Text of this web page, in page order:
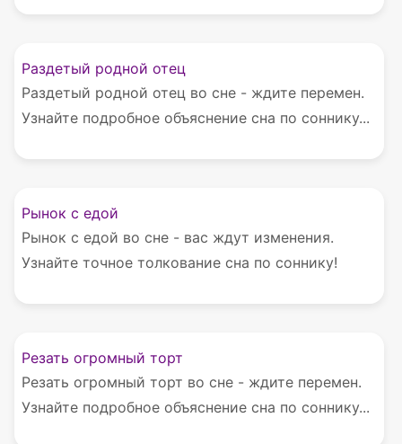
Раздетый родной отец
Раздетый родной отец во сне - ждите перемен.
Узнайте подробное объяснение сна по соннику...
Рынок с едой
Рынок с едой во сне - вас ждут изменения.
Узнайте точное толкование сна по соннику!
Резать огромный торт
Резать огромный торт во сне - ждите перемен.
Узнайте подробное объяснение сна по соннику...